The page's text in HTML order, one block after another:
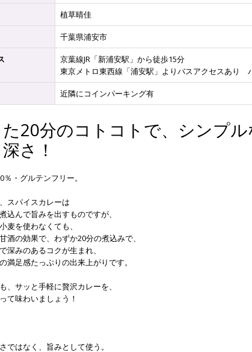
植草晴佳
千葉県浦安市
京葉線JR「新浦安駅」から徒歩15分
東京メトロ東西線「浦安駅」よりバスアクセスあり
近隣にコインパーキング有
20分のコトコトで、シンプ
さ！
％・グルテンフリー。
スパイスカレーは
込んで旨みを出すものですが、
麦を使わなくても、
酒の効果で、わずか20分の煮込みで、
深みのあるコクが生まれ、
満足感たっぷりの出来上がりです。
、サッと手軽に贅沢カレーを、
て味わいましょう！
ではなく、旨みとして使う。